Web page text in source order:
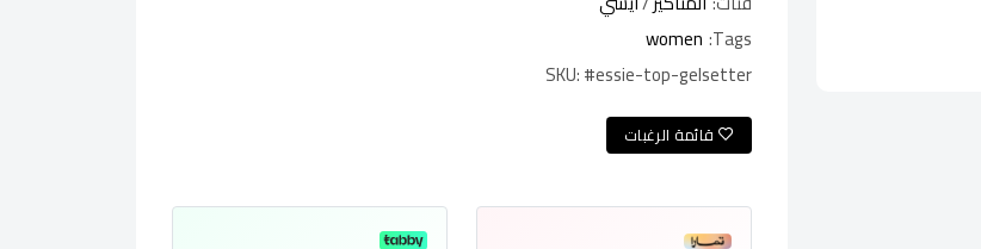
Tags:
women
SKU:#essie-top-gelsetter
قائمة الرغبات